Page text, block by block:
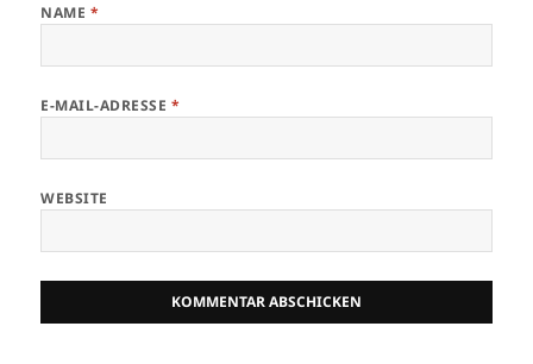
NAME *
E-MAIL-ADRESSE *
WEBSITE